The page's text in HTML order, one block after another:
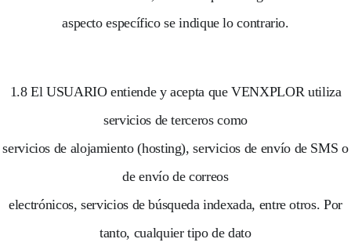
aspecto específico se indique lo contrario.
1.8 El USUARIO entiende y acepta que VENXPLOR utiliza
servicios de terceros como
servicios de alojamiento (hosting), servicios de envío de SMS o
de envío de correos
electrónicos, servicios de búsqueda indexada, entre otros. Por
tanto, cualquier tipo de dato